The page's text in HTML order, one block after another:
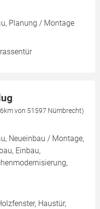
Planung / Montage
von 51597 Nümbrecht)
Neueinbau / Montage,
Einbau,
Haustür,